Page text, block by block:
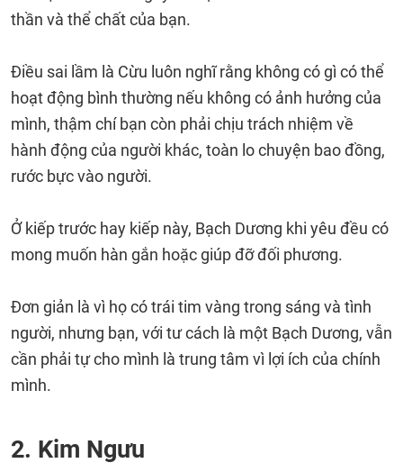
thần và thể chất của bạn.
Điều sai lầm là Cừu luôn nghĩ rằng không có gì có thể
hoạt động bình thường nếu không có ảnh hưởng của
mình, thậm chí bạn còn phải chịu trách nhiệm về
hành động của người khác, toàn lo chuyện bao đồng,
rước bực vào người.
Ở kiếp trước hay kiếp này, Bạch Dương khi yêu đều có
mong muốn hàn gắn hoặc giúp đỡ đối phương.
Đơn giản là vì họ có trái tim vàng trong sáng và tình
người, nhưng bạn, với tư cách là một Bạch Dương, vẫn
cần phải tự cho mình là trung tâm vì lợi ích của chính
mình.
2. Kim Ngưu